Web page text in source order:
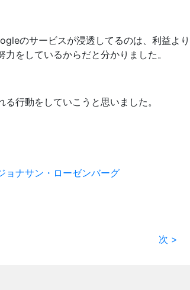
のサービスが浸透してるのは、利益より
をしているからだと分かりました。
行動をしていこうと思いました。
ョナサン・ローゼンバーグ
次 >